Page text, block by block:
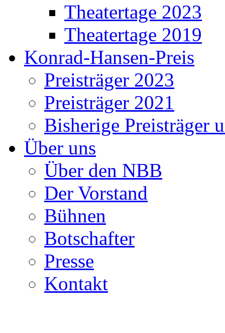
Theatertage 2023
Theatertage 2019
Konrad-Hansen-Preis
Preisträger 2023
Preisträger 2021
Bisherige Preisträger
Über uns
Über den NBB
Der Vorstand
Bühnen
Botschafter
Presse
Kontakt